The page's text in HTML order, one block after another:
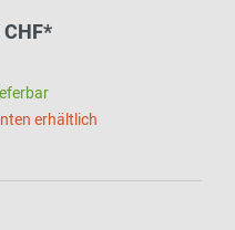
erhältlich